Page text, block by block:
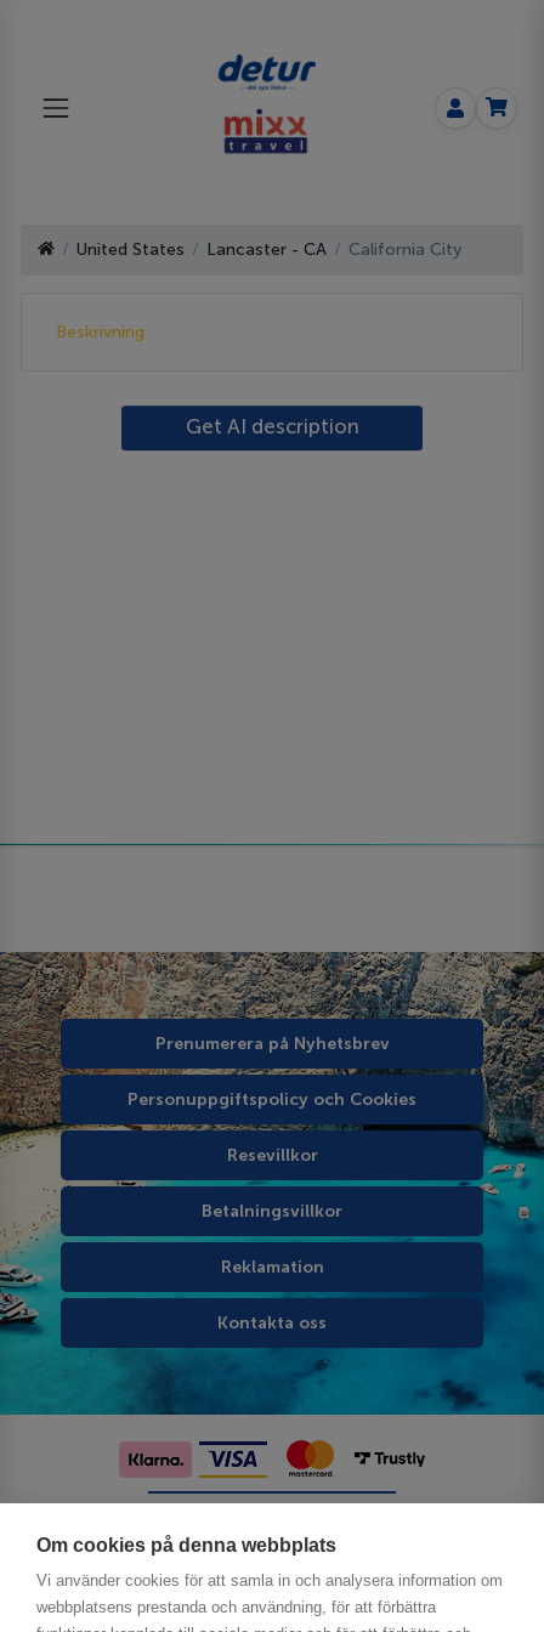
Om cookies på denna webbplats
Vi använder cookies för att samla in och analysera information om
webbplatsens prestanda och användning, för att förbättra
United States Lancaster - CA California City
Beskrivning
Get AI description
Prenumerera på Nyhetsbrev
Personuppgiftspolicy och Cookies
Resevillkor
Betalningsvillkor
Reklamation
Kontakta oss
Följ oss på sociala medier